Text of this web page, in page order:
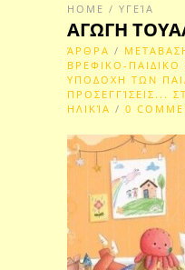
HOME / ΥΓΕΊΑ
ΑΓΩΓΗ
ΆΡΘΡΑ /
ΒΡΕΦΙΚΟ-
ΥΠΟΔΟΧΗ ΤΩΝ
ΠΡΟΣΕΓΓΊΣΕΙΣ...
ΗΛΙΚΊΑ / 0